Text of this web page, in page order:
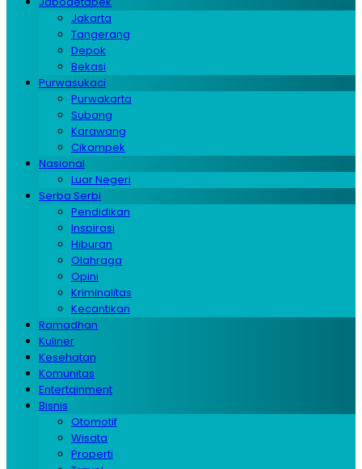
Jakarta
Tangerang
Depok
Bekasi
Purwasukaci
Purwakarta
Subang
Karawang
Cikampek
Nasional
Luar Negeri
Serba Serbi
Pendidikan
Inspirasi
Hiburan
Olahraga
Opini
Kriminalitas
Kecantikan
Ramadhan
Kuliner
Kesehatan
Komunitas
Entertainment
Bisnis
Otomotif
Wisata
Properti